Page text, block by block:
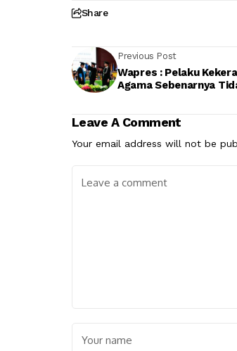
Share
Previous Post
Wapres : Pelaku
Agama Sebenarnya
Leave A Comment
Your email address will not be